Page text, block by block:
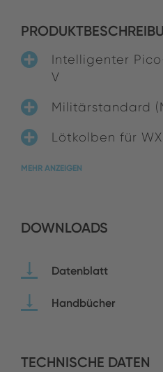
Intelligenter
V
Militärstandard
Lötkolben für
MEHR ANZEIGEN
DOWNLOADS
Datenblatt
Handbücher
TECHNISCHE DATEN